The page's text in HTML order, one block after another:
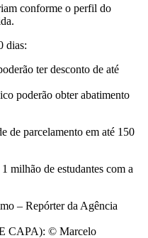
conforme o perfil do
dias:
ter desconto de até
poderão obter abatimento
de parcelamento em até 150
milhão de estudantes com a
– Repórter da Agência
CAPA): © Marcelo